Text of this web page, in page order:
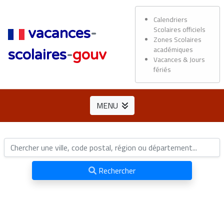
vacances-
scolaires-gouv
Calendriers
Scolaires officiels
Zones Scolaires
académiques
Vacances & Jours
fériés
MENU
Rechercher